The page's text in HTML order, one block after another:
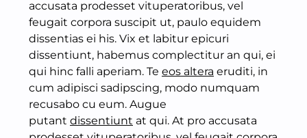
accusata prodesset vituperatoribus, vel
feugait corpora suscipit ut, paulo equidem
dissentias ei his. Vix et labitur epicuri
dissentiunt, habemus complectitur an qui, ei
qui hinc falli aperiam. Te eos altera eruditi, in
cum adipisci sadipscing, modo numquam
recusabo cu eum. Augue
putant dissentiunt at qui. At pro accusata